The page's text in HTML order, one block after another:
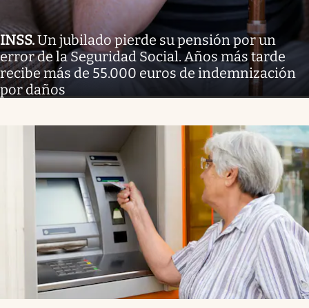
INSS.Un jubilado pierde su pensión por un
error de la Seguridad Social. Años más tarde
recibe más de 55.000 euros de indemnización
por daños